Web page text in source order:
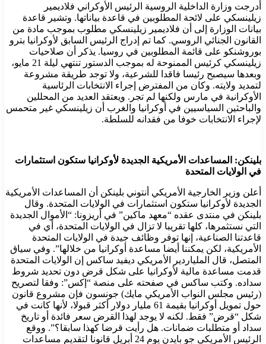
أدرجت وزارة الداخلية الروسية الرئيس الأوكراني فلاديمير
زيلينسكي على لائحة المطلوبين في قاعدة بياناتها. وتشير قاعدة
بيانات الوزارة إلى أن فلاديمير زيلينسكي مطلوب بموجب مادة من
القانون الجنائي الروسي. كما تم إدراج الرئيس السابق لأوكرانيا بترو
بوروشنكو على قائمة المطلوبين في روسيا. يذكر أن صلاحيات
زيلينسكي كرئيس الممنوحة له بموجب الدستور تنتهي ليلة 21 مايو،
وبعدها سيصبح رئيسا فاقدا للشرعية، ولا توجد طريقة مشروعة
لتمديد ولايته. وكان من المفترض إجراء الانتخابات الرئاسية
الأوكرانية في مارس ولكنها لم تجر. ويعتقد العديد من المحللين
والباحثين السياسيين في أوكرانيا والغرب أن زيلينسكي غير متحمس
لإجراء الانتخابات خوفا من فقدانه للسلطة.
بلينكن: المساعدات الأمريكية الجديدة لأوكرانيا ستكون استثمارات
في الولايات المتحدة
أعلن وزير الخارجية الأمريكي أنتوني بلينكن أن المساعدات الأمريكية
الجديدة لأوكرانيا ستكون استثمارات في الولايات المتحدة. وقال
بلينكن في منتدى عقده “معهد ماكين” في أريزونا: “الأموال الجديدة
التي نستثمرها، كلها تقريبا لا تزال في الولايات المتحدة، أي في
قاعدتنا الصناعية، إنها توفر وظائف جيدة في الولايات المتحدة
الأمريكية، لكن يمكننا أيضا مساعدة أوكرانيا من خلالها”. وفي سياق
المتصل، قال الملياردير الأمريكي ديفيد ساكس إن الولايات المتحدة
قدمت مساعدة مالية لأوكرانيا على شكل قرض دون تحديد شروط
سداده. وكتب ساكس في صفحته على منصة “إكس”: وفقا لتصريح
(رئيس مجلس النواب الأمريكي مايك) جونسون فإن مشروع قانون
حول تمويل أوكرانيا بقيمة 61 مليار دولار أكثر قبولا، لأنها كانت في
شكل “قرض” فقط. لكنه لا يوجد لهذا القرض سعر فائدة أو تاريخ
سداد أو متطلبات ضمانات. هل رأيت قرضا كهذا سابقا؟”. ووقع
الرئيس الأمريكي جو بايدن يوم 24 أبريل قانونا لتقديم مساعدات